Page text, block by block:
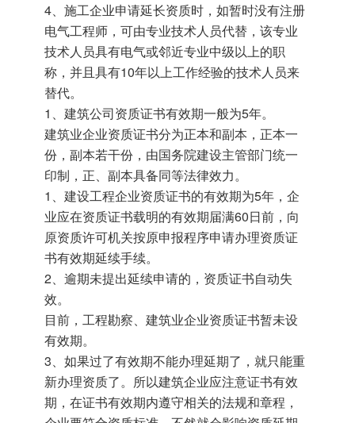
4、施工企业申请延长资质时，如暂时没有注册
电气工程师，可由专业技术人员代替，该专业
技术人员具有电气或邻近专业中级以上的职
称，并且具有10年以上工作经验的技术人员来
替代。
1、建筑公司资质证书有效期一般为5年。
建筑业企业资质证书分为正本和副本，正本一
份，副本若干份，由国务院建设主管部门统一
印制，正、副本具备同等法律效力。
1、建设工程企业资质证书的有效期为5年，企
业应在资质证书载明的有效期届满60日前，向
原资质许可机关按原申报程序申请办理资质证
书有效期延续手续。
2、逾期未提出延续申请的，资质证书自动失
效。
目前，工程勘察、建筑业企业资质证书暂未设
有效期。
3、如果过了有效期不能办理延期了，就只能重
新办理资质了。所以建筑企业应注意证书有效
期，在证书有效期内遵守相关的法规和章程，